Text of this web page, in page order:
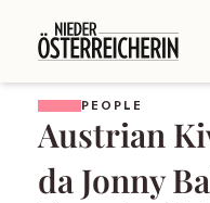
PEOPLE
Austrian
da Jonny